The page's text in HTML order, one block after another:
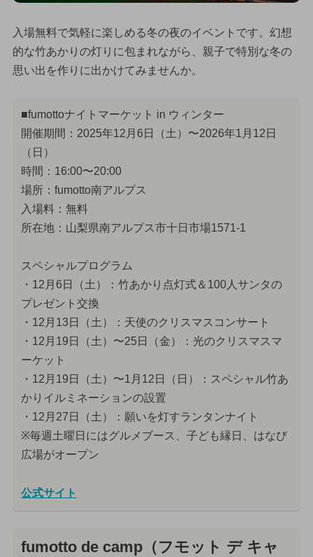
入場無料で気軽に楽しめる冬の夜のイベントです。幻想
的な竹あかりの灯りに包まれながら、親子で特別な冬の
思い出を作りに出かけてみませんか。
■fumottoナイトマーケット in ウィンター
開催期間：2025年12月6日（土）〜2026年1月12日
（日）
時間：16:00〜20:00
場所：fumotto南アルプス
入場料：無料
所在地：山梨県南アルプス市十日市場1571-1
スペシャルプログラム
・12月6日（土）：竹あかり点灯式＆100人サンタの
プレゼント交換
・12月13日（土）：天使のクリスマスコンサート
・12月19日（土）〜25日（金）：光のクリスマスマ
ーケット
・12月19日（土）〜1月12日（日）：スペシャル竹あ
かりイルミネーションの設置
・12月27日（土）：願いを灯すランタンナイト
※毎週土曜日にはグルメブース、子ども縁日、はなび
広場がオープン
公式サイト
fumotto de camp（フモット デ キャ